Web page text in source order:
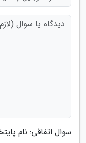
سوال اتفاقی: نام